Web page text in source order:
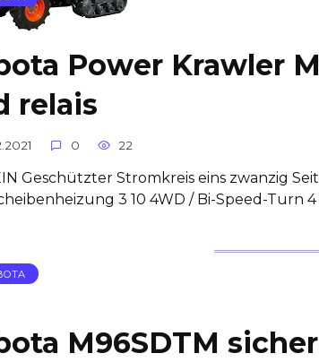
Power Krawler
relais
0 22
Geschützter Stromkreis eins zwanzig
3 10 4WD / Bi-Speed-Turn
M96SDTM